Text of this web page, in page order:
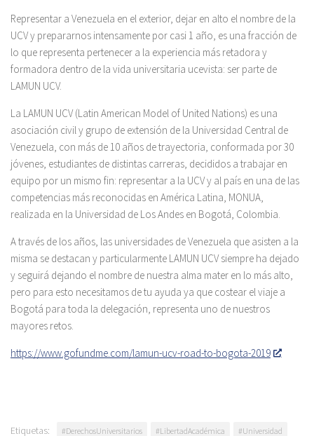
Representar a Venezuela en el exterior, dejar en alto el nombre de la
UCV y prepararnos intensamente por casi 1 año, es una fracción de
lo que representa pertenecer a la experiencia más retadora y
formadora dentro de la vida universitaria ucevista: ser parte de
LAMUN UCV.
La LAMUN UCV (Latin American Model of United Nations) es una
asociación civil y grupo de extensión de la Universidad Central de
Venezuela, con más de 10 años de trayectoria, conformada por 30
jóvenes, estudiantes de distintas carreras, decididos a trabajar en
equipo por un mismo fin: representar a la UCV y al país en una de las
competencias más reconocidas en América Latina, MONUA,
realizada en la Universidad de Los Andes en Bogotá, Colombia.
A través de los años, las universidades de Venezuela que asisten a la
misma se destacan y particularmente LAMUN UCV siempre ha dejado
y seguirá dejando el nombre de nuestra alma mater en lo más alto,
pero para esto necesitamos de tu ayuda ya que costear el viaje a
Bogotá para toda la delegación, representa uno de nuestros
mayores retos.
https://www.gofundme.com/lamun-ucv-road-to-bogota-2019
Etiquetas: #DerechosUniversitarios #LibertadAcadémica
#Universidad